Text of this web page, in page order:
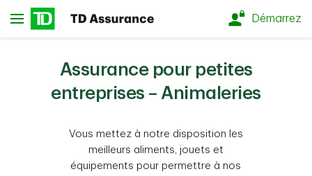
Passer au contenu principal
Démarrez
Assurance pour petites
entreprises – Animaleries
Vous mettez à notre disposition les
meilleurs aliments, jouets et
équipements pour permettre à nos